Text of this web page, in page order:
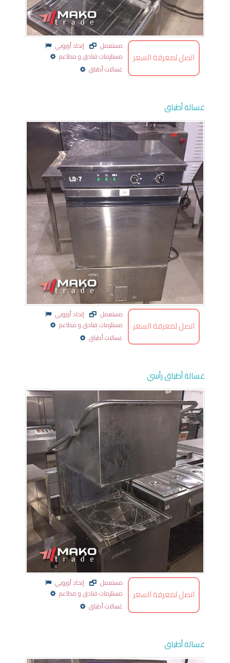
اتصل لمعرفة السعر
مستعمل
إتحاد أوروبي
مستلزمات فنادق و مطاعم
غسالات أطباق
غسالة أطباق
اتصل لمعرفة السعر
مستعمل
إتحاد أوروبي
مستلزمات فنادق و مطاعم
غسالات أطباق
غسالة أطباق رأسي
اتصل لمعرفة السعر
مستعمل
إتحاد أوروبي
مستلزمات فنادق و مطاعم
غسالات أطباق
غسالة أطباق